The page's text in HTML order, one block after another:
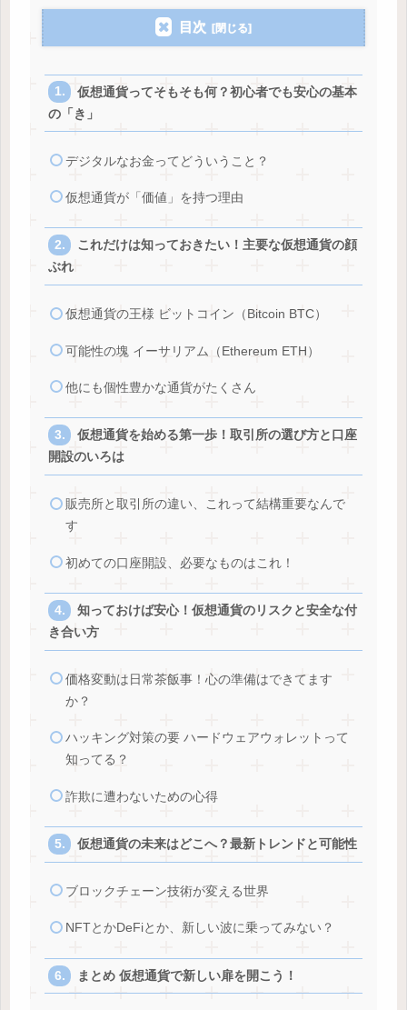
目次
仮想通貨ってそもそも何？初心者でも安心の基本
の「き」
デジタルなお金ってどういうこと？
仮想通貨が「価値」を持つ理由
これだけは知っておきたい！主要な仮想通貨の顔
ぶれ
仮想通貨の王様 ビットコイン（Bitcoin BTC）
可能性の塊 イーサリアム（Ethereum ETH）
他にも個性豊かな通貨がたくさん
仮想通貨を始める第一歩！取引所の選び方と口座
開設のいろは
販売所と取引所の違い、これって結構重要なんで
す
初めての口座開設、必要なものはこれ！
知っておけば安心！仮想通貨のリスクと安全な付
き合い方
価格変動は日常茶飯事！心の準備はできてます
か？
ハッキング対策の要 ハードウェアウォレットって
知ってる？
詐欺に遭わないための心得
仮想通貨の未来はどこへ？最新トレンドと可能性
ブロックチェーン技術が変える世界
NFTとかDeFiとか、新しい波に乗ってみない？
まとめ 仮想通貨で新しい扉を開こう！